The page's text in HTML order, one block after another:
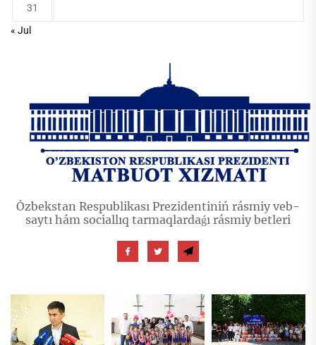
31
« Jul
Ózbekstan Respublikası Prezidentiniń rásmiy veb-
saytı hám sociallıq tarmaqlardaǵı rásmiy betleri